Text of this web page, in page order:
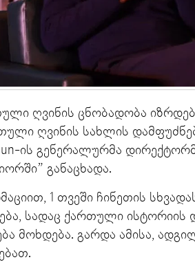
ღვინის ცნობადობა
ღვინის სახლის
ის გენერალურმა
განაცხადა.
1 თვეში ჩინეთის
სადაც ქართული ისტორიის
მოხდება. გარდა ამისა,